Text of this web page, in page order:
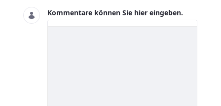
Kommentare können Sie hier eingeben.